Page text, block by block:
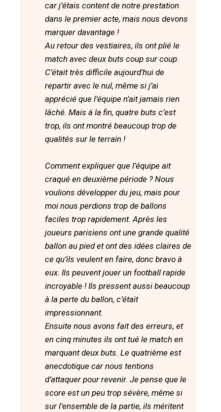
car j’étais content de notre prestation
dans le premier acte, mais nous devons
marquer davantage !
Au retour des vestiaires, ils ont plié le
match avec deux buts coup sur coup.
C’était très difficile aujourd’hui de
repartir avec le nul, même si j’ai
apprécié que l’équipe n’ait jamais rien
lâché. Mais à la fin, quatre buts c’est
trop, ils ont montré beaucoup trop de
qualités sur le terrain !
Comment expliquer que l’équipe ait
craqué en deuxième période ? Nous
voulions développer du jeu, mais pour
moi nous perdions trop de ballons
faciles trop rapidement. Après les
joueurs parisiens ont une grande qualité
ballon au pied et ont des idées claires de
ce qu’ils veulent en faire, donc bravo à
eux. Ils peuvent jouer un football rapide
incroyable ! Ils pressent aussi beaucoup
à la perte du ballon, c’était
impressionnant.
Ensuite nous avons fait des erreurs, et
en cinq minutes ils ont tué le match en
marquant deux buts. Le quatrième est
anecdotique car nous tentions
d’attaquer pour revenir. Je pense que le
score est un peu trop sévère, même si
sur l’ensemble de la partie, ils méritent